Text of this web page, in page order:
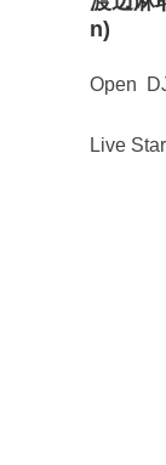
n)
Open
Live